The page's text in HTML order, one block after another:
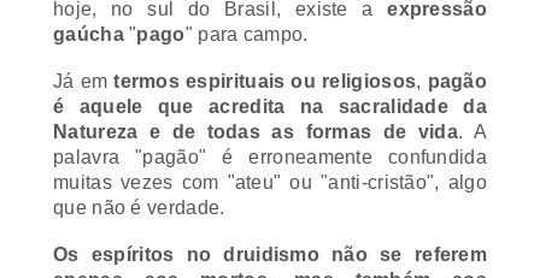
gaúcha" pago " para campo.
é aquele que acredita na sacralidade da
Natureza e de todas as formas de vida
. A
palavra "pagão" é erroneamente confundida
muitas vezes com "ateu" ou "anti-cristão", algo
que não é verdade.
apenas aos mortos, mas também aos